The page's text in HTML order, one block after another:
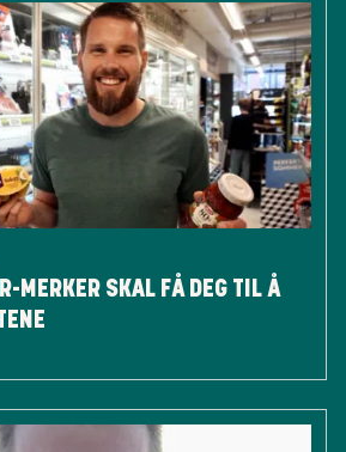
MERKER SKAL FÅ DEG TIL Å